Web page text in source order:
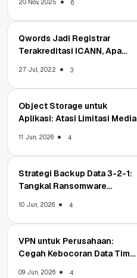
20 Nov, 2025 6
Qwords Jadi Registrar
Terakreditasi ICANN, Apa
27 Jul, 2022 3
Object Storage untuk
Aplikasi: Atasi Limitasi Media
11 Jun, 2026 4
Strategi Backup Data 3-2-1:
Tangkal Ransomware
10 Jun, 2026 4
VPN untuk Perusahaan:
Cegah Kebocoran Data Tim
09 Jun, 2026 4